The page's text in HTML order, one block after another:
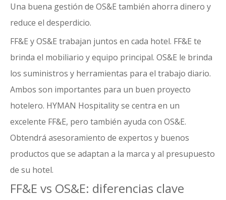
Una buena gestión de OS&E también ahorra dinero y
reduce el desperdicio.
FF&E y OS&E trabajan juntos en cada hotel. FF&E te
brinda el mobiliario y equipo principal. OS&E le brinda
los suministros y herramientas para el trabajo diario.
Ambos son importantes para un buen proyecto
hotelero. HYMAN Hospitality se centra en un
excelente FF&E, pero también ayuda con OS&E.
Obtendrá asesoramiento de expertos y buenos
productos que se adaptan a la marca y al presupuesto
de su hotel.
FF&E vs OS&E: diferencias clave